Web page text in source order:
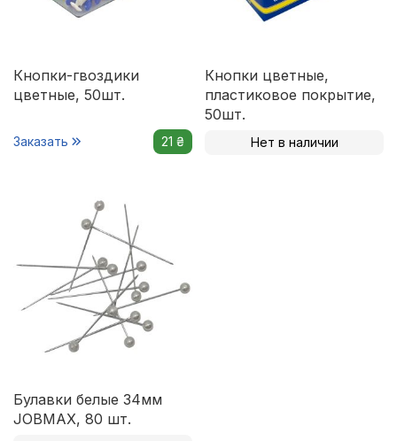
Кнопки-гвоздики
цветные, 50шт.
Заказать 21 ₴
Кнопки цветные,
пластиковое покрытие,
50шт.
Нет в наличии
Булавки белые 34мм
JOBMAX, 80 шт.